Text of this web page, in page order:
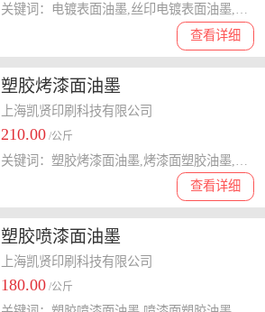
查看详细
关键词：电镀表面油墨,丝印电镀表面油墨,移印电镀表面油墨,电镀表面丝印油墨,电镀表面移印油墨
塑胶烤漆面油墨
上海凯贤印刷科技有限公司
210.00 /公斤
查看详细
塑胶喷漆面油墨
上海凯贤印刷科技有限公司
180.00 /公斤